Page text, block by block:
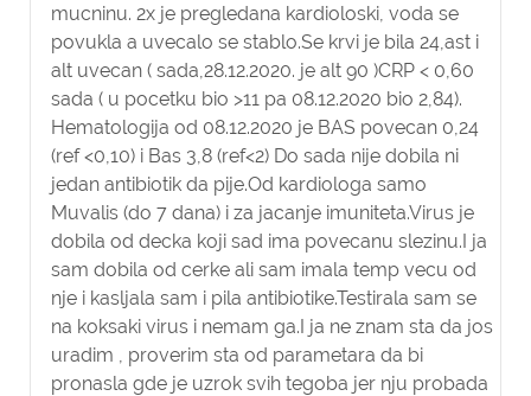
mucninu. 2x je pregledana kardioloski, voda se
povukla a uvecalo se stablo.Se krvi je bila 24,ast i
alt uvecan ( sada,28.12.2020. je alt 90 )CRP < 0,60
sada ( u pocetku bio >11 pa 08.12.2020 bio 2,84).
Hematologija od 08.12.2020 je BAS povecan 0,24
(ref <0,10) i Bas 3,8 (ref<2) Do sada nije dobila ni
jedan antibiotik da pije.Od kardiologa samo
Muvalis (do 7 dana) i za jacanje imuniteta.Virus je
dobila od decka koji sad ima povecanu slezinu.I ja
sam dobila od cerke ali sam imala temp vecu od
nje i kasljala sam i pila antibiotike.Testirala sam se
na koksaki virus i nemam ga.I ja ne znam sta da jos
uradim , proverim sta od parametara da bi
pronasla gde je uzrok svih tegoba jer nju probada